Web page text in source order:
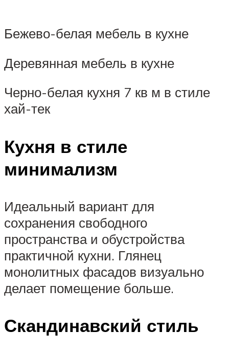
Бежево-белая мебель в кухне
Деревянная мебель в кухне
Черно-белая кухня 7 кв м в стиле
хай-тек
Кухня в стиле
минимализм
Идеальный вариант для
сохранения свободного
пространства и обустройства
практичной кухни. Глянец
монолитных фасадов визуально
делает помещение больше.
Скандинавский стиль